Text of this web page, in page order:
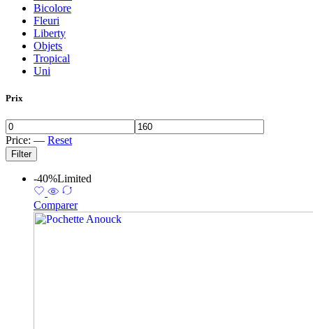
Bicolore
Fleuri
Liberty
Objets
Tropical
Uni
Prix
Price: — Reset
Filter
-40%Limited
Comparer